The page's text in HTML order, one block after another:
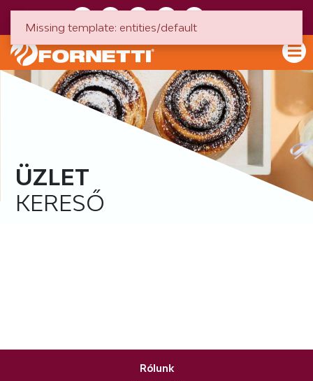
ÜZLET
KERESŐ
Rólunk
Missing template: entities/default